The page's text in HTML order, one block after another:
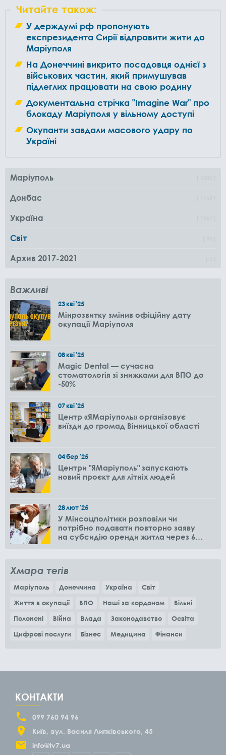
Читайте також:
У держдумі рф пропонують
експрезидента Сирії відправити жити до
Маріуполя
На Донеччині викрито посадовця однієї з
військових частин, який примушував
підлеглих працювати на свою родину
Документальна стрічка "Imagine War" про
блокаду Маріуполя у вільному доступі
Окупанти завдали масового удару по
Україні
Маріуполь
Донбас
Україна
Світ
Архив 2017-2021
Важливі
23кві'25
Мінрозвитку змінив офіційну дату
окупації Маріуполя
08кві'25
Magic Dental — сучасна
стоматологія зі знижками для ВПО до
-50%
07кві'25
Центр «ЯМаріуполь» організовує
виїзди до громад Вінницької області
04бер'25
Центри "ЯМаріуполь" запускають
новий проєкт для літніх людей
28лют'25
У Мінсоцполітики розповіли чи
потрібно подавати повторно заяву
на субсидію оренди житла через 6
Хмара тегів
Маріуполь Донеччина Україна
Світ
Життя в окупації
ВПО Наші за кордоном
Вільні
Полонені
Війна Влада Законодавство
Освіта
Цифрові послуги
Бізнес Медицина Фінанси
КОНТАКТИ
099 760 94 96
Київ
вул. Василя Липківського, 45
info@tv7.ua